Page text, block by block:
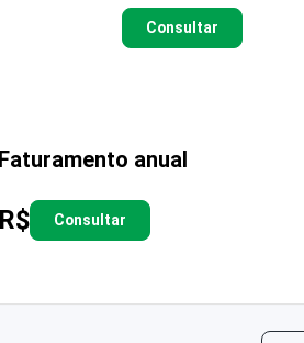
Consultar
Faturamento anual
R$ Consultar